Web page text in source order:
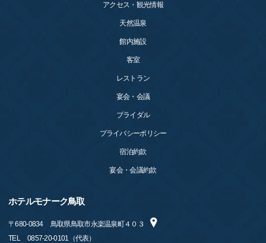
アクセス・観光情報
天然温泉
館内施設
客室
レストラン
宴会・会議
ブライダル
プライバシーポリシー
宿泊約款
宴会・会議約款
ホテルモナーク鳥取
〒680-0834
鳥取県鳥取市永楽温泉町４０３
TEL
0857-20-0101（代表）